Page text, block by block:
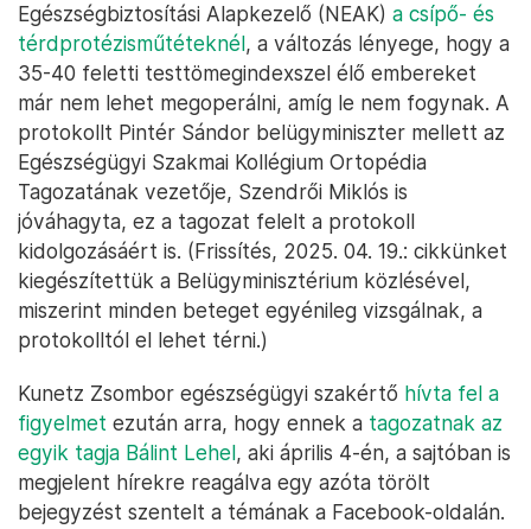
Egészségbiztosítási Alapkezelő (NEAK) a csípő- és
térdprotézisműtéteknél, a változás lényege, hogy a
35-40 feletti testtömegindexszel élő embereket
már nem lehet megoperálni, amíg le nem fogynak. A
protokollt Pintér Sándor belügyminiszter mellett az
Egészségügyi Szakmai Kollégium Ortopédia
Tagozatának vezetője, Szendrői Miklós is
jóváhagyta, ez a tagozat felelt a protokoll
kidolgozásáért is. (Frissítés, 2025. 04. 19.: cikkünket
kiegészítettük a Belügyminisztérium közlésével,
miszerint minden beteget egyénileg vizsgálnak, a
protokolltól el lehet térni.)
Kunetz Zsombor egészségügyi szakértő hívta fel a
figyelmet ezután arra, hogy ennek a tagozatnak az
egyik tagja Bálint Lehel, aki április 4-én, a sajtóban is
megjelent hírekre reagálva egy azóta törölt
bejegyzést szentelt a témának a Facebook-oldalán.